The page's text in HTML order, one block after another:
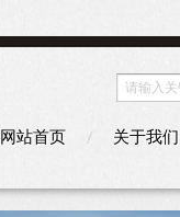
网站首页 关于我们